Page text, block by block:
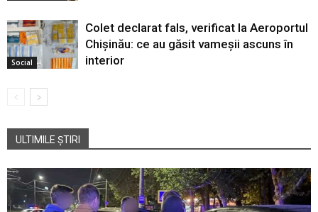
Social
Colet declarat fals, verificat la Aeroportul
Chișinău: ce au găsit vameșii ascuns în
interior
ULTIMILE ȘTIRI